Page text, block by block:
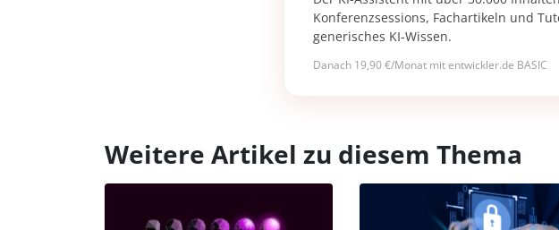
Konferenzsessions, Fachartikeln und
generisches KI-Wissen.
Danach 19,90 €/Monat mit entwickler.de BASIC
Weitere Artikel zu diesem Thema